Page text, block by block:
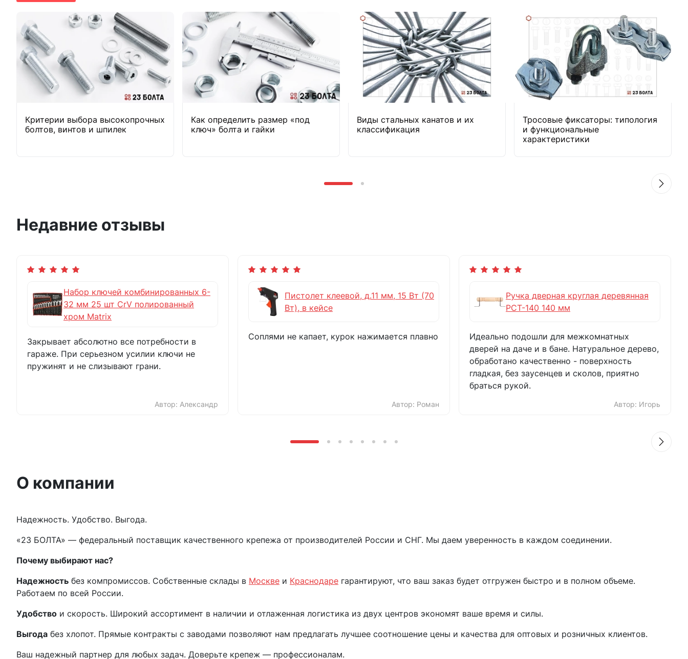
Критерии выбора высокопрочных
болтов, винтов и шпилек
Как определить размер «под
ключ» болта и гайки
Виды стальных канатов и их
классификация
Тросовые фиксаторы: типология
и функциональные
характеристики
Недавние отзывы
Набор ключей комбинированных 6-
32 мм 25 шт CrV полированный
хром Matrix
Закрывает абсолютно все потребности в
гараже. При серьезном усилии ключи не
пружинят и не слизывают грани.
Автор: Александр
Пистолет клеевой, д.11 мм, 15 Вт (70
Вт), в кейсе
Соплями не капает, курок нажимается плавно
Автор: Роман
Ручка дверная круглая деревянная
РСТ-140 140 мм
Идеально подошли для межкомнатных
дверей на даче и в бане. Натуральное дерево,
обработано качественно - поверхность
гладкая, без заусенцев и сколов, приятно
браться рукой.
Автор: Игорь
О компании
Надежность. Удобство. Выгода.
«23 БОЛТА» — федеральный поставщик качественного крепежа от производителей России и СНГ. Мы даем уверенность в каждом соединении.
Почему выбирают нас?
Надежность без компромиссов. Собственные склады в Москве и Краснодаре гарантируют, что ваш заказ будет отгружен быстро и в полном объеме.
Работаем по всей России.
Удобство и скорость. Широкий ассортимент в наличии и отлаженная логистика из двух центров экономят ваше время и силы.
Выгода без хлопот. Прямые контракты с заводами позволяют нам предлагать лучшее соотношение цены и качества для оптовых и розничных клиентов.
Ваш надежный партнер для любых задач. Доверьте крепеж — профессионалам.